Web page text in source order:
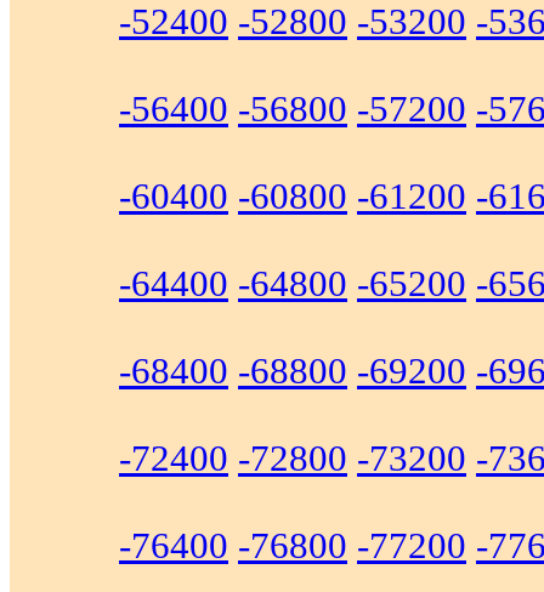
-52400 -52800 -53200 -
-56400 -56800 -57200 -
-60400 -60800 -61200 -
-64400 -64800 -65200 -
-68400 -68800 -69200 -
-72400 -72800 -73200 -
-76400 -76800 -77200 -